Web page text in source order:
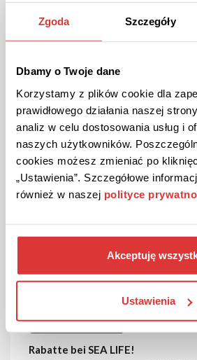
Zgoda Szczegóły
Dbamy o Twoje dane
Korzystamy z plików cookie dla
prawidłowego działania naszej
analiz w celu dostosowania usług i
naszych użytkowników.
cookies możesz zmieniać po
„Ustawienia”. Szczegółowe
również w naszej polityce
Akceptuję
Ustawienia
GRATIS Überprüft
Manche Filme & Serien kann man bei
anschauen. Folgen Sie dem Link, um zu
sind.
DIE AKTION
Gutschein gültig bis
Rabatte bei SEA LIFE!